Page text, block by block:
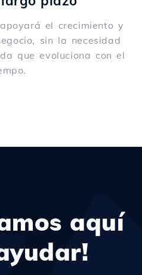
el crecimiento y
sin la necesidad
que evoluciona con el
aquí